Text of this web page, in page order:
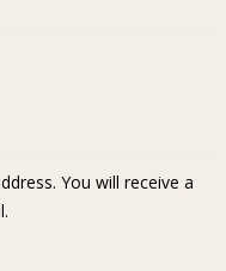
You will receive a